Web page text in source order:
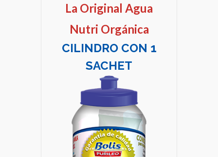
La Original Agua
Nutri Orgánica
CILINDRO CON 1
SACHET